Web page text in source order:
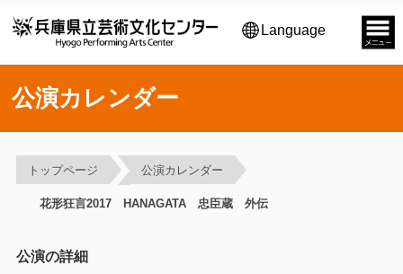
Language
公演カレンダー
トップページ 公演カレンダー
花形狂言2017 HANAGATA 忠臣蔵 外伝
公演の詳細